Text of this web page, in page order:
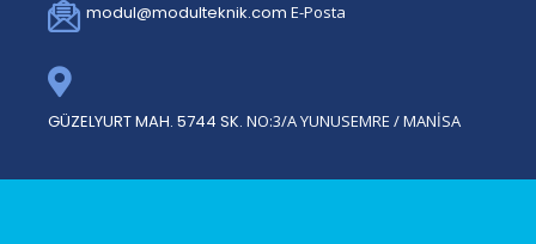
modul@modulteknik.com E-Posta
GÜZELYURT MAH. 5744 SK. NO:3/A YUNUSEMRE / MANİSA